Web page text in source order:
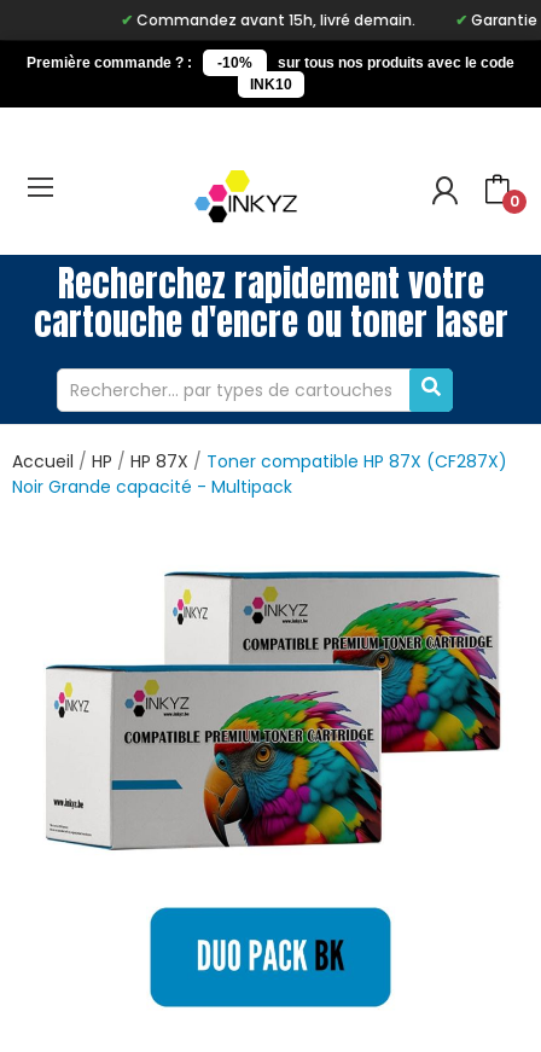
Commandez avant 15h, livré demain. Garantie à
Première commande ? : -10%
sur tous nos produits avec le code
INK10
0
Recherchez rapidement votre
cartouche d'encre ou toner laser
Accueil HP HP 87X
Toner compatible HP 87X (CF287X)
Noir Grande capacité - Multipack